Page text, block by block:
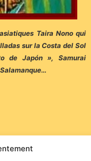
Taira Nono qui
sur la Costa del Sol
de Japón », Samurai